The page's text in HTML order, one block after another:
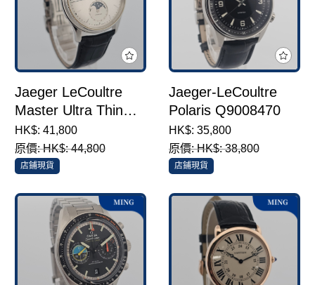
Jaeger LeCoultre
Master Ultra Thin
Moon Q1368420
原價: HK$: 44,800
HK$: 41,800
店鋪現貨
Jaeger-LeCoultre
Polaris Q9008470
原價: HK$: 38,800
HK$: 35,800
店鋪現貨